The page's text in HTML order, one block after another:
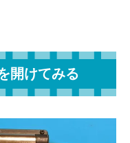
開けてみる